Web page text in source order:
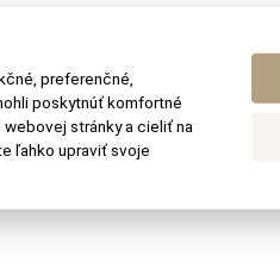
alebo len deti?
preferenčné,
poskytnúť komfortné
stránky a cieliť na
ľahko upraviť svoje